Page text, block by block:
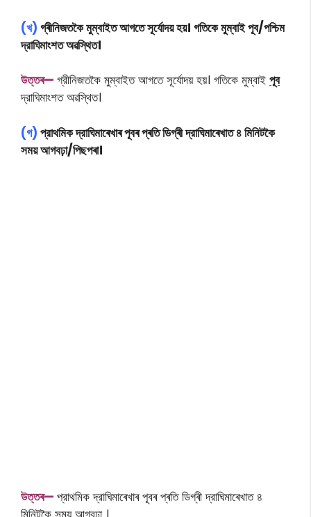
(খ) গ্ৰীনিজতকৈ মুম্বাইত আগতে সূর্যোদয় হয়। গতিকে মুম্বাই পূব/পশ্চিম
দ্রাঘিমাংশত অৱস্থিত।
উত্তৰ— গ্রীনিজতকৈ মুম্বাইত আগতে সূর্যোদয় হয়। গতিকে মুম্বাই পূব
দ্রাঘিমাংশত অৱস্থিত।
(গ) প্রাথমিক দ্রাঘিমাৰেখাৰ পূবৰ প্ৰতি ডিগ্ৰী দ্রাঘিমাৰেখাত ৪ মিনিটকৈ
সময় আগবঢ়া/পিছপৰা।
উত্তৰ— প্রাথমিক দ্রাঘিমাৰেখাৰ পূবৰ প্ৰতি ডিগ্ৰী দ্রাঘিমাৰেখাত ৪